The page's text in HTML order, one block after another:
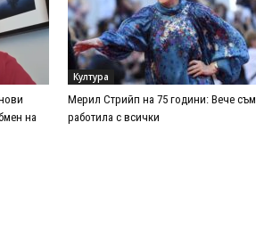
на
Култура
Мерил Стрийп на 75 години: Вече съм
работила с всички